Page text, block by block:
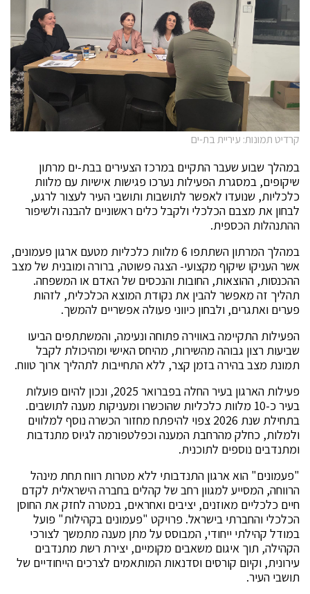
קרדיט תמונות: עיריית בת-ים
במהלך שבוע שעבר התקיים במרכז הצעירים בבת-ים מרתון
שיקופים, במסגרת הפעילות נערכו פגישות אישיות עם מלוות
כלכליות, שנועדו לאפשר לתושבות ותושבי העיר לעצור לרגע,
לבחון את מצבם הכלכלי ולקבל כלים ראשוניים להבנה ולשיפור
ההתנהלות הכספית.
במהלך המרתון השתתפו 6 מלוות כלכליות מטעם ארגון פעמונים,
אשר העניקו שיקוף מקצועי- הצגה פשוטה, ברורה ומובנית של מצב
ההכנסות, ההוצאות, החובות והנכסים של האדם או המשפחה.
תהליך זה מאפשר להבין את נקודת המוצא הכלכלית, לזהות
פערים ואתגרים, ולבחון כיווני פעולה אפשריים להמשך.
הפעילות התקיימה באווירה פתוחה ונעימה, והמשתתפים הביעו
שביעות רצון גבוהה מהשירות, מהיחס האישי ומהיכולת לקבל
תמונת מצב בהירה בזמן קצר, ללא התחייבות לתהליך ארוך טווח.
פעילות הארגון בעיר החלה בפברואר 2025, ונכון להיום פועלות
בעיר כ-10 מלוות כלכליות שהוכשרו ומעניקות מענה לתושבים.
בתחילת שנת 2026 צפוי להיפתח מחזור הכשרה נוסף למלווים
ולמלות, כחלק מהרחבת המענה וכפלטפורמה לגיוס מתנדבות
ומתנדבים נוספים לתוכנית.
"פעמונים" הוא ארגון התנדבותי ללא מטרות רווח תחת מינהל
הרווחה, המסייע למגוון רחב של קהלים בחברה הישראלית לקדם
חיים כלכליים מאוזנים, יציבים ואחראים, במטרה לחזק את החוסן
הכלכלי והחברתי בישראל. פרויקט "פעמונים בקהילות" פועל
במודל קהילתי ייחודי, המבוסס על מתן מענה מתמשך לצורכי
הקהילה, תוך איגום משאבים מקומיים, יצירת רשת מתנדבים
עירונית, וקיום קורסים וסדנאות המותאמים לצרכים הייחודיים של
תושבי העיר.